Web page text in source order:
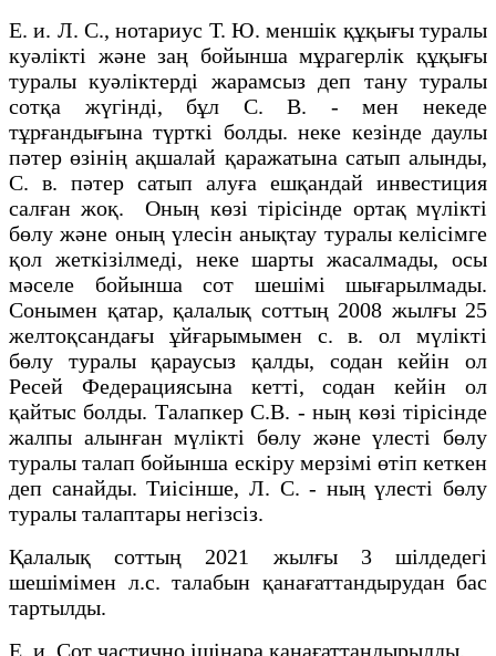
Е. и. Л. С., нотариус Т. Ю. меншік құқығы туралы
куәлікті және заң бойынша мұрагерлік құқығы
туралы куәліктерді жарамсыз деп тану туралы
сотқа жүгінді, бұл С. В. - мен некеде
тұрғандығына түрткі болды. неке кезінде даулы
пәтер өзінің ақшалай қаражатына сатып алынды,
С. в. пәтер сатып алуға ешқандай инвестиция
салған жоқ. Оның көзі тірісінде ортақ мүлікті
бөлу және оның үлесін анықтау туралы келісімге
қол жеткізілмеді, неке шарты жасалмады, осы
мәселе бойынша сот шешімі шығарылмады.
Сонымен қатар, қалалық соттың 2008 жылғы 25
желтоқсандағы ұйғарымымен с. в. ол мүлікті
бөлу туралы қараусыз қалды, содан кейін ол
Ресей Федерациясына кетті, содан кейін ол
қайтыс болды. Талапкер С.В. - ның көзі тірісінде
жалпы алынған мүлікті бөлу және үлесті бөлу
туралы талап бойынша ескіру мерзімі өтіп кеткен
деп санайды. Тиісінше, Л. С. - ның үлесті бөлу
туралы талаптары негізсіз.
Қалалық соттың 2021 жылғы 3 шілдедегі
шешімімен л.с. талабын қанағаттандырудан бас
тартылды.
Е. и. Сот частично ішінара қанағаттандырылды.